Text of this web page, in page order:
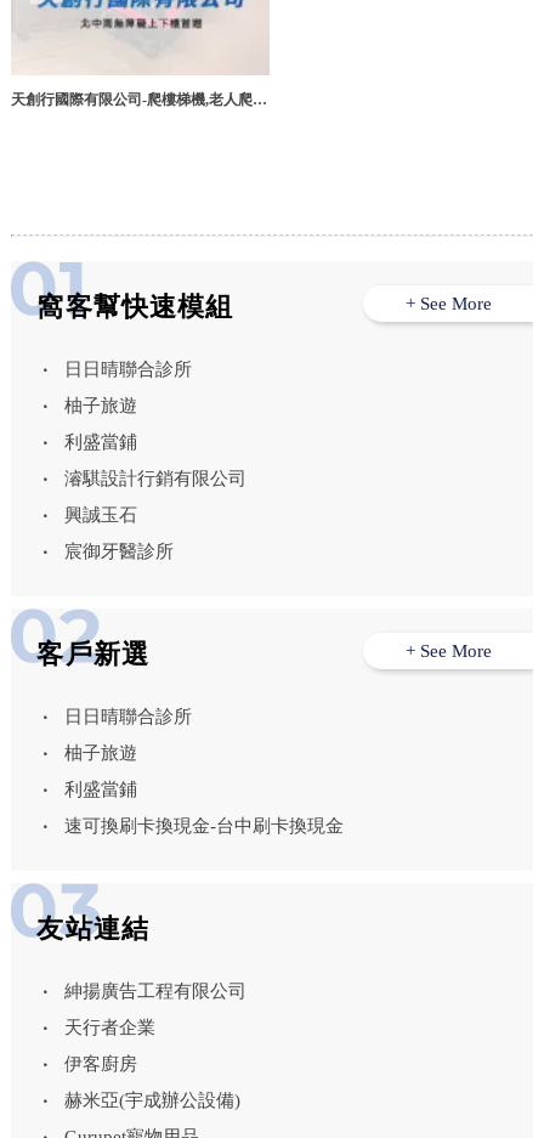
天創行國際有限公司-爬樓梯機,老人爬樓
窩客幫快速模組
日日晴聯合診所
柚子旅遊
利盛當鋪
濬騏設計行銷有限公司
興誠玉石
宸御牙醫診所
+ See More
客戶新選
日日晴聯合診所
柚子旅遊
利盛當鋪
速可換刷卡換現金-台中刷卡換現金
+ See More
友站連結
紳揚廣告工程有限公司
天行者企業
伊客廚房
赫米亞(宇成辦公設備)